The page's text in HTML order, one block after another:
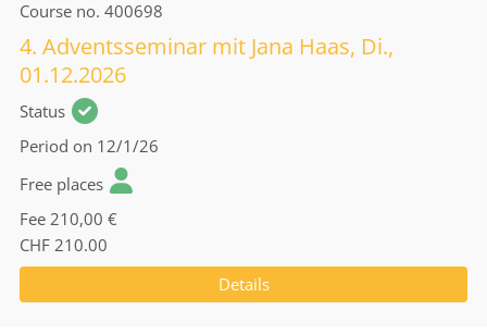
Course no. 400698
4. Adventsseminar mit Jana Haas, Di.,
01.12.2026
Status
Period on 12/1/26
Free places
Fee 210,00 €
CHF 210.00
Details